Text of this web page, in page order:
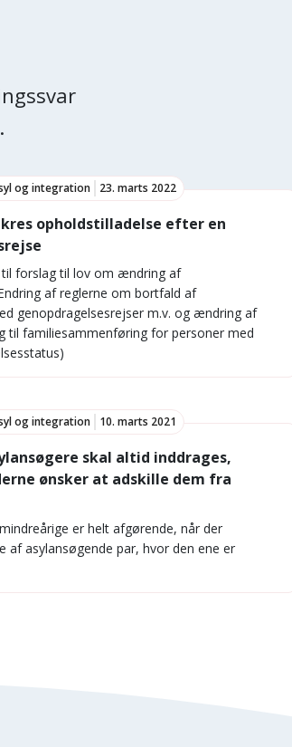
opholdstilladelse efter en
forslag til lov om ændring af
af reglerne om bortfald af
genopdragelsesrejser m.v. og ændring af
til familiesammenføring for personer med
og integration 23. marts 2022
skal altid inddrages,
ønsker at adskille dem fra
er helt afgørende, når der
af asylansøgende par, hvor den ene er
og integration 10. marts 2021